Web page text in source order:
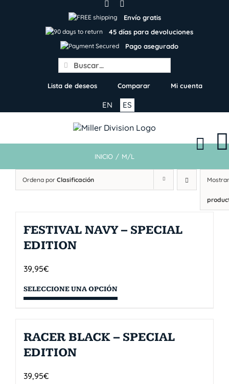
Envío gratis
45 días para devoluciones
Pago asegurado
Search
for:
Lista de deseos Comparar Mi cuenta
ES
EN
INICIO / M/L
Ordena por Clasificación
FESTIVAL NAVY – SPECIAL
EDITION
39,95€
SELECCIONE UNA OPCIÓN
RACER BLACK – SPECIAL
EDITION
39,95€